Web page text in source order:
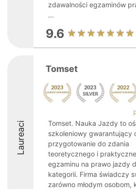
zdawalności egzaminów
...
9.6
Laureaci
Tomset
Tomset. Nauka Jazdy to
szkoleniowy gwarantujący
przygotowanie do zdania
teoretycznego i
egzaminu na prawo jazdy
kategorii. Firma świadczy
zarówno młodym osobom,